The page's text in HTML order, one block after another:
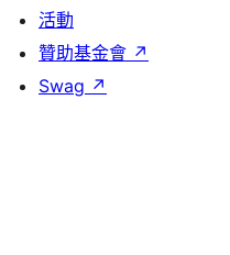
活動
贊助基金會 ↗
Swag ↗